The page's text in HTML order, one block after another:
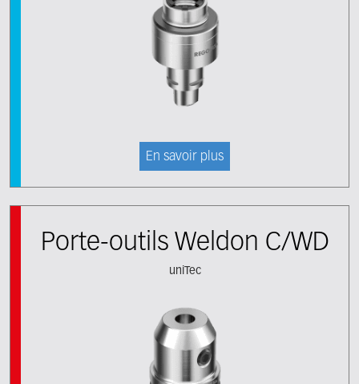
En savoir plus
Porte-outils Weldon C/WD
uniTec